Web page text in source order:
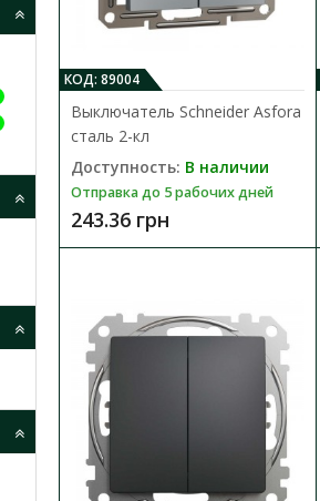
КОД: 89004
Выключатель Schneider Asfora
сталь 2-кл
Доступность: В наличии
Отправка до 5 рабочих дней
243.36 грн